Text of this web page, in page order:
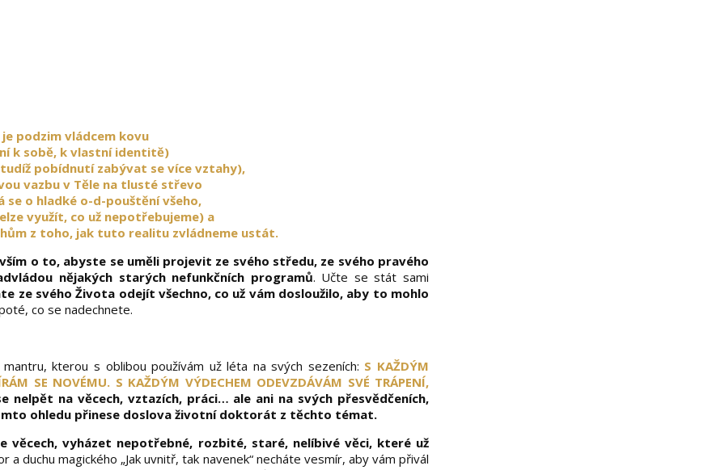
podzim vládcem kovu
k sobě, k vlastní identitě)
pobídnutí zabývat se více vztahy),
vazbu v Těle na tlusté střevo
o hladké o-d-pouštění všeho,
využít, co už nepotřebujeme) a
z toho, jak tuto realitu zvládneme ustát.
o to, abyste se uměli projevit ze svého středu, ze svého pravého
nějakých starých nefunkčních programů. Učte se stát sami
ze svého Života odejít všechno, co už vám dosloužilo, aby to mohlo
co se nadechnete.
kterou s oblibou používám už léta na svých sezeních: S KAŽDÝM
SE NOVÉMU. S KAŽDÝM VÝDECHEM ODEVZDÁVÁM SVÉ TRÁPENÍ,
nelpět na věcech, vztazích, práci… ale ani na svých přesvědčeních,
ohledu přinese doslova životní doktorát z těchto témat.
věcech, vyházet nepotřebné, rozbité, staré, nelíbivé věci, které už
duchu magického „Jak uvnitř, tak navenek“ necháte vesmír, aby vám přivál